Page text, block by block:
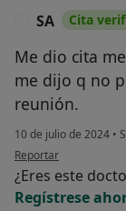
SA Cita
Me dio cita
me dijo q no
reunión.
10 de julio de 2024 •
en opinión del usuario
Reportar
¿Eres este
Regístrese